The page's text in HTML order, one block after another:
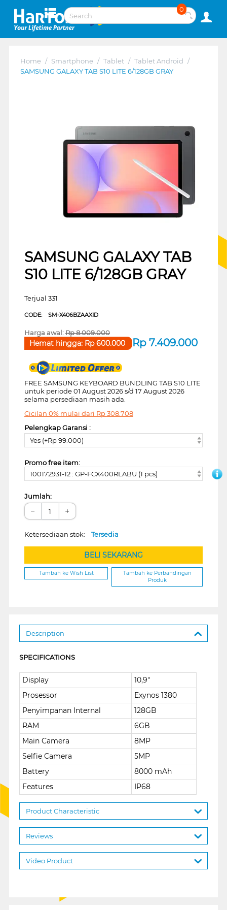
0
Home / Smartphone / Tablet / Tablet Android /
SAMSUNG GALAXY TAB S10 LITE 6/128GB GRAY
SAMSUNG GALAXY TAB
S10 LITE 6/128GB GRAY
Terjual 331
CODE: SM-X406BZAAXID
Harga awal:Rp8.009.000
Rp 7.409.000
Hemat hingga: Rp600.000
FREE SAMSUNG KEYBOARD BUNDLING TAB S10 LITE
untuk periode 01 August 2026 s/d 17 August 2026
selama persediaan masih ada.
Cicilan 0% mulai dari Rp308.708
Pelengkap Garansi :
Yes (+Rp 99.000)
Promo free item:
100172931-12 : GP-FCX400RLABU (1 pcs)
Jumlah:
− +
Ketersediaan stok: Tersedia
BELI SEKARANG
Tambah ke Wish List
Tambah ke Perbandingan
Produk
Description
SPECIFICATIONS
Display
10,9"
Prosessor
Exynos 1380
Penyimpanan Internal
128GB
RAM
6GB
Main Camera
8MP
Selfie Camera
5MP
Battery
8000 mAh
Features
IP68
Product Characteristic
Reviews
Video Product